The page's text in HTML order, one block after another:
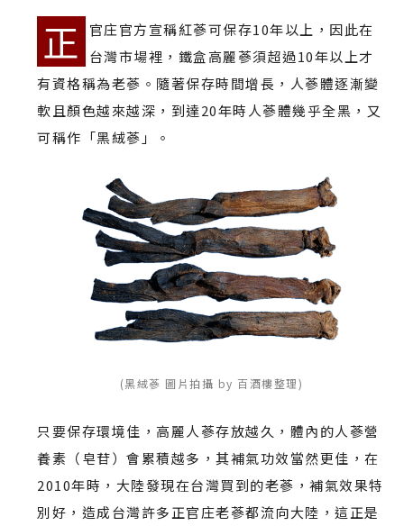
正
官庄官方宣稱紅蔘可保存10年以上，因此在
台灣市場裡，鐵盒高麗蔘須超過10年以上才
有資格稱為老蔘。隨著保存時間增長，人蔘體逐漸變
軟且顏色越來越深，到達20年時人蔘體幾乎全黑，又
可稱作「黑絨蔘」。
(黑絨蔘 圖片拍攝 by 百酒樓整理)
只要保存環境佳，高麗人蔘存放越久，體內的人蔘營
養素（皂苷）會累積越多，其補氣功效當然更佳，在
2010年時，大陸發現在台灣買到的老蔘，補氣效果特
別好，造成台灣許多正官庄老蔘都流向大陸，這正是